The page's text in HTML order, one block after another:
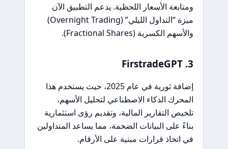
ومتابعة الأسعار اللحظية. يدعم التطبيق الآن
ميزة “التداول الليلي” (Overnight Trading)
والأسهم الكسرية (Fractional Shares).
3. FirstradeGPT
إضافة ثورية في عام 2025، حيث يستخدم هذا
المحرك الذكاء الاصطناعي لتحليل الأسهم،
تلخيص التقارير المالية، وتقديم رؤى استثمارية
بناءً على البيانات الضخمة، مما يساعد المتداولين
في اتخاذ قرارات مبنية على الأرقام.